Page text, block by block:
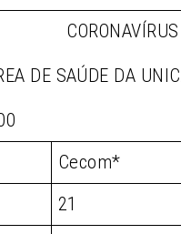
DE SAÚDE DA
Cecom*
21